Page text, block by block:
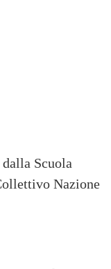
Scuola
Nazione